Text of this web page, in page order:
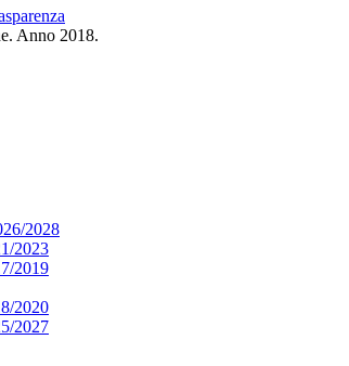
Anno 2018.
2028
2023
2019
2020
2027